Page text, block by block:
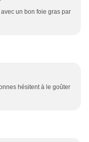
un bon foie gras par
hésitent à le goûter